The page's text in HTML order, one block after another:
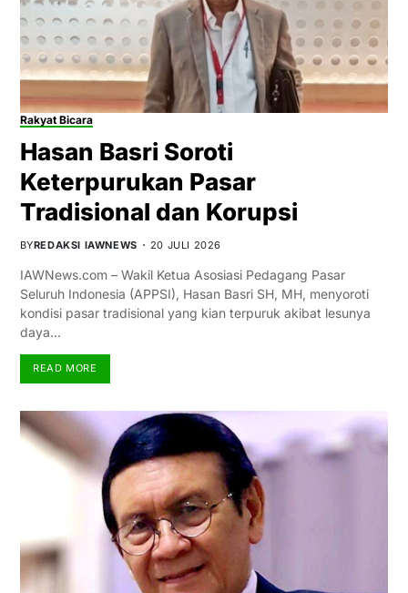
Rakyat Bicara
Hasan Basri Soroti
Keterpurukan Pasar
Tradisional dan Korupsi
BYREDAKSI IAWNEWS 20 JULI 2026
IAWNews.com – Wakil Ketua Asosiasi Pedagang Pasar
Seluruh Indonesia (APPSI), Hasan Basri SH, MH, menyoroti
kondisi pasar tradisional yang kian terpuruk akibat lesunya
daya…
READ MORE